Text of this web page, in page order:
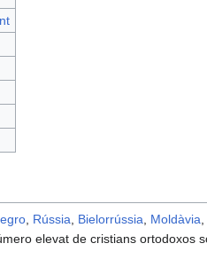
Rússia Bielorrússia Moldàvia
elevat de cristians ortodoxos